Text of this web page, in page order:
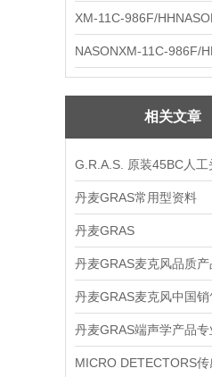
XM-11C-986F/
NASONXM-11C-986F/
相关文章
G.R.A.S. 原装45BC人工
丹麦GRAS常用型资料
丹麦GRAS
丹麦GRAS麦克风中国销